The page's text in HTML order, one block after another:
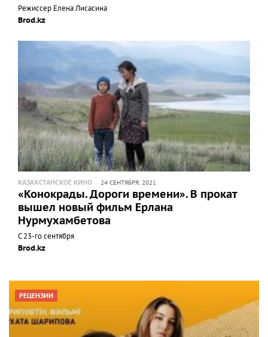
Режиссер Елена Лисасина
Brod.kz
КАЗАХСТАНСКОЕ КИНО 24 СЕНТЯБРЯ, 2021
«Конокрады. Дороги времени». В прокат
вышел новый фильм Ерлана
Нурмухамбетова
С 23-го сентября
Brod.kz
РЕЦЕНЗИИ